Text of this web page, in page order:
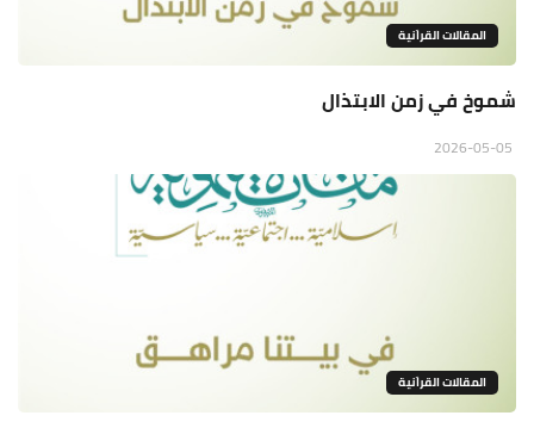
المقالات القراَنية
شموخ في زمن الابتذال
المقالات القراَنية